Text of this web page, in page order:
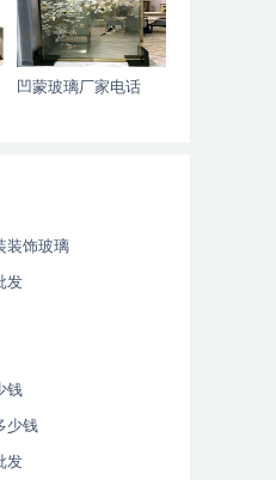
凹蒙玻璃厂家电话
装饰玻璃
发
钱
少钱
发